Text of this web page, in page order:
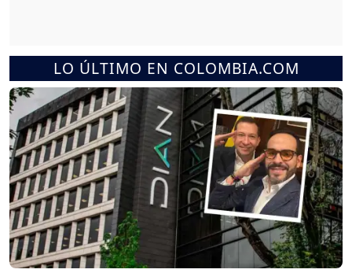
LO ÚLTIMO EN COLOMBIA.COM